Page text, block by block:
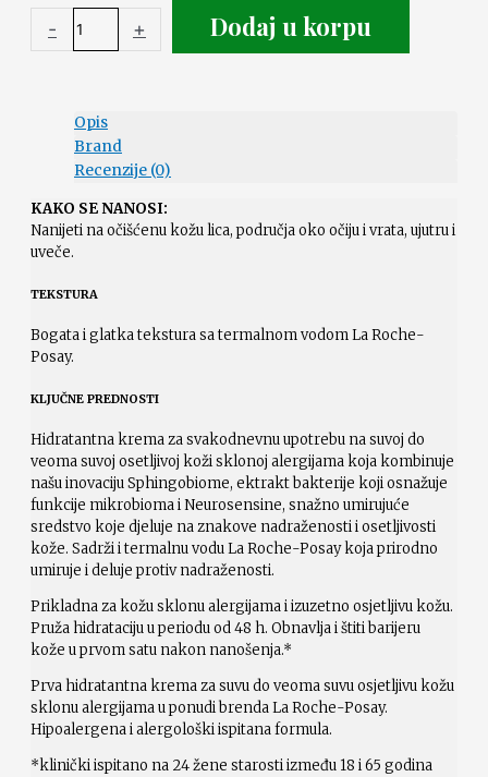
- + Dodaj u korpu
Opis
Brand
Recenzije (0)
KAKO SE NANOSI:
Nanijeti na očišćenu kožu lica, područja oko očiju i vrata, ujutru i
uveče.
TEKSTURA
Bogata i glatka tekstura sa termalnom vodom La Roche-
Posay.
KLJUČNE PREDNOSTI
Hidratantna krema za svakodnevnu upotrebu na suvoj do
veoma suvoj osetljivoj koži sklonoj alergijama koja kombinuje
našu inovaciju Sphingobiome, ektrakt bakterije koji osnažuje
funkcije mikrobioma i Neurosensine, snažno umirujuće
sredstvo koje djeluje na znakove nadraženosti i osetljivosti
kože. Sadrži i termalnu vodu La Roche-Posay koja prirodno
umiruje i deluje protiv nadraženosti.
Prikladna za kožu sklonu alergijama i izuzetno osjetljivu kožu.
Pruža hidrataciju u periodu od 48 h. Obnavlja i štiti barijeru
kože u prvom satu nakon nanošenja.*
Prva hidratantna krema za suvu do veoma suvu osjetljivu kožu
sklonu alergijama u ponudi brenda La Roche-Posay.
Hipoalergena i alergološki ispitana formula.
*klinički ispitano na 24 žene starosti između 18 i 65 godina